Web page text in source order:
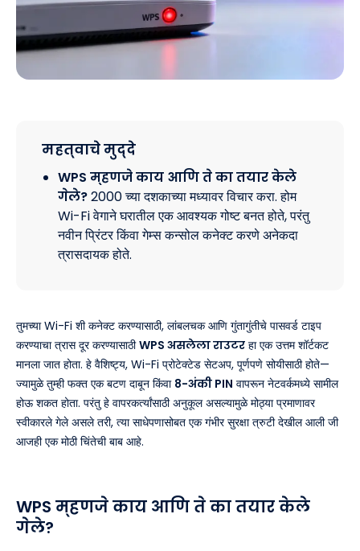
महत्वाचे मुद्दे
WPS म्हणजे काय आणि ते का तयार केले
गेले?2000 च्या दशकाच्या मध्यावर विचार करा. होम
Wi-Fi वेगाने घरातील एक आवश्यक गोष्ट बनत होते, परंतु
नवीन प्रिंटर किंवा गेम्स कन्सोल कनेक्ट करणे अनेकदा
त्रासदायक होते.
तुमच्या Wi-Fi शी कनेक्ट करण्यासाठी, लांबलचक आणि गुंतागुंतीचे पासवर्ड टाइप
करण्याचा त्रास दूर करण्यासाठीWPS असलेला राउटर हा एक उत्तम शॉर्टकट
मानला जात होता. हे वैशिष्ट्य, Wi-Fi प्रोटेक्टेड सेटअप, पूर्णपणे सोयीसाठी होते—
ज्यामुळे तुम्ही फक्त एक बटण दाबून किंवा 8-अंकी PIN वापरून नेटवर्कमध्ये सामील
होऊ शकत होता. परंतु हे वापरकर्त्यांसाठी अनुकूल असल्यामुळे मोठ्या प्रमाणावर
स्वीकारले गेले असले तरी, त्या साधेपणासोबत एक गंभीर सुरक्षा त्रुटी देखील आली जी
आजही एक मोठी चिंतेची बाब आहे.
WPS म्हणजे काय आणि ते का तयार केले
गेले?